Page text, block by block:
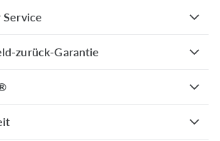
Service
zurück-Garantie